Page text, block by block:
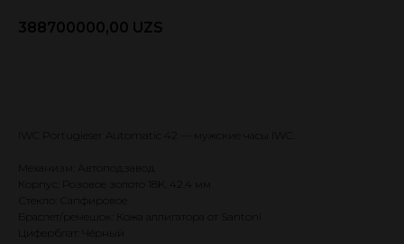
388700000,00 UZS
IWC Portugieser Automatic 42 — мужские часы IWC.
Корпус: Розовое золото 18K, 42.4 мм
Стекло: Сапфировое
Браслет/ремешок: Кожа аллигатора от Santoni
Циферблат: Чёрный